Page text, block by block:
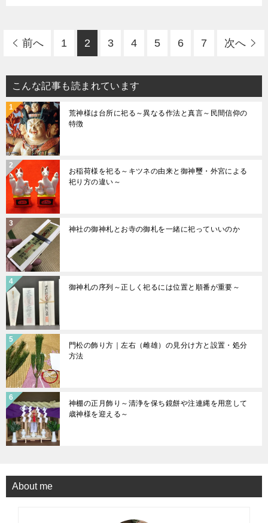
前へ 1 2 3 4 5 6 7 次へ
こんな記事も読まれています
荒神様は台所に祀る～異なる作法と真言～民間信仰の
特徴
お稲荷様を祀る～キツネの由来と御神璽・外宮による
祀り方の違い～
神社の御神札とお寺の御札を一緒に祀っていいのか
御神札の序列～正しく祀るには位置と順番が重要～
門松の飾り方｜左右（雌雄）の見分け方と設置・処分
方法
神棚の正月飾り～清浄を保ち鏡餅や注連縄を用意して
歳神様を迎える～
About me